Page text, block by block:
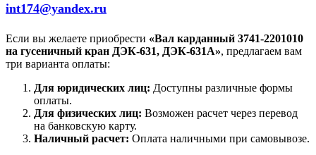
int174@yandex.ru
Если вы желаете приобрести «Вал карданный 3741-2201010
на гусеничный кран ДЭК-631, ДЭК-631А», предлагаем вам
три варианта оплаты:
Для юридических лиц: Доступны различные формы
оплаты.
Для физических лиц: Возможен расчет через перевод
на банковскую карту.
Наличный расчет: Оплата наличными при самовывозе.